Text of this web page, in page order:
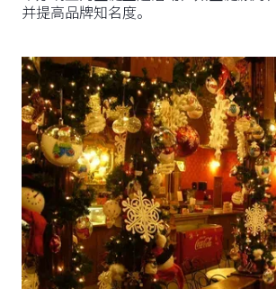
并提高品牌知名度。